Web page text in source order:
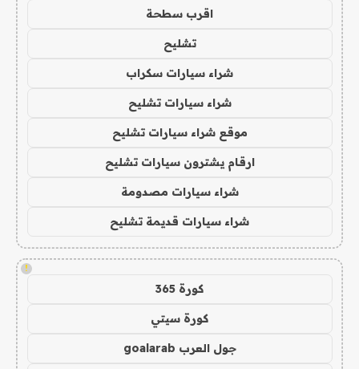
اقرب سطحة
تشليح
شراء سيارات سكراب
شراء سيارات تشليح
موقع شراء سيارات تشليح
ارقام يشترون سيارات تشليح
شراء سيارات مصدومة
شراء سيارات قديمة تشليح
!
كورة 365
كورة سيتي
جول العرب goalarab